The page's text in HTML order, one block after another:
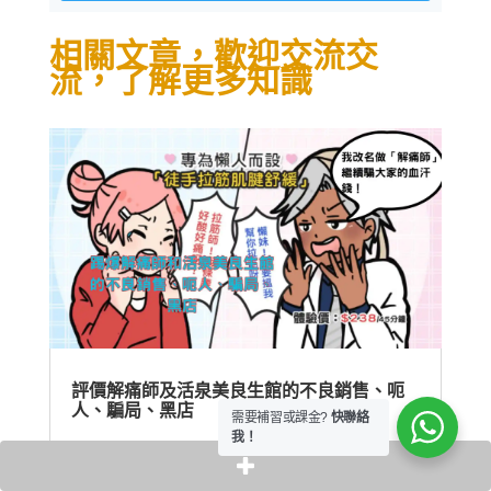
相關文章，歡迎交流交
流，了解更多知識
評價解痛師及活泉美良生館的不良銷售、呃
人、騙局、黑店
需要補習或課金? 快聯絡
我！